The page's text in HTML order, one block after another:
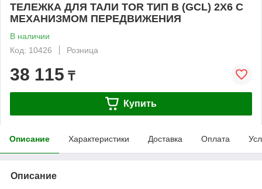
ТЕЛЕЖКА ДЛЯ ТАЛИ TOR ТИП В (GCL) 2Х6 С
МЕХАНИЗМОМ ПЕРЕДВИЖЕНИЯ
В наличии
Код: 10426
Розница
38 115 ₸
Купить
Описание Характеристики Доставка Оплата
Описание